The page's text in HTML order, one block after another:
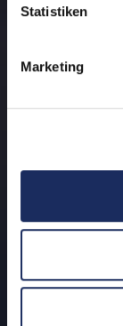
Statistiken
Marketing